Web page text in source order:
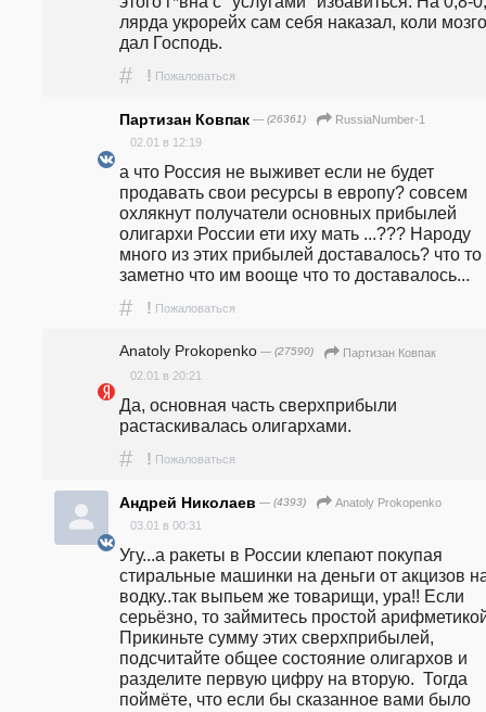
лярда укрорейх сам себя наказал, коли
дал Господь.
# ! Пожаловаться
Партизан Ковпак — (26361)
RussiaNumber-1
02.01 в 12:19
а что Россия не выживет если не будет
продавать свои ресурсы в европу? совсем
охлякнут получатели основных прибылей
олигархи России ети иху мать ...??? Народу
много из этих прибылей доставалось? что то
заметно что им вооще что то доставалось...
# ! Пожаловаться
Anatoly Prokopenko — (27590)
Партизан Ковпак
02.01 в 20:21
Да, основная часть сверхприбыли
растаскивалась олигархами.
# ! Пожаловаться
Андрей Николаев — (4393)
Anatoly Prokopenko
03.01 в 00:31
Угу...а ракеты в России клепают покупая
стиральные машинки на деньги от акцизов
водку..так выпьем же товарищи, ура!! Если
серьёзно, то займитесь простой
Прикиньте сумму этих сверхприбылей,
подсчитайте общее состояние олигархов и
разделите первую цифру на вторую.  Тогда
поймёте, что если бы сказанное вами было